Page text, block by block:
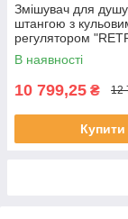
Змішувач для душу
штангою з
регулятором
2" FALA 75813
В наявності
10 799,25 ₴ 12
Купити